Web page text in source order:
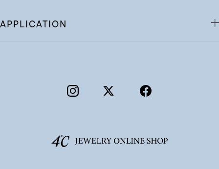
APPLICATION